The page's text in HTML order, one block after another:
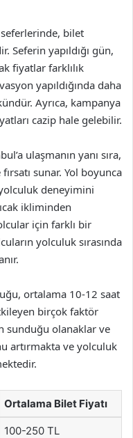
seferlerinde, bilet
Seferin yapıldığı gün,
fiyatlar farklılık
yapıldığında daha
Ayrıca, kampanya
cazip hale gelebilir.
ulaşmanın yanı sıra,
sunar. Yol boyunca
deneyimini
ikliminden
için farklı bir
yolculuk sırasında
ortalama 10-12 saat
birçok faktör
sunduğu olanaklar ve
artırmakta ve yolculuk
Ortalama Bilet Fiyatı
100-250 TL